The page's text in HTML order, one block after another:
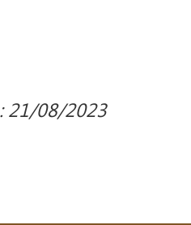
21/08/2023